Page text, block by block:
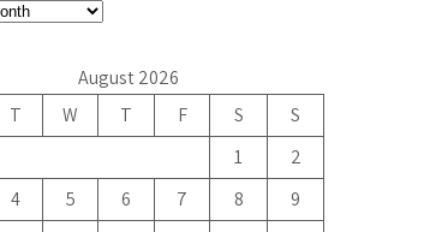
August 2026
T W T F S
S
1
2
4 5 6 7 8
9